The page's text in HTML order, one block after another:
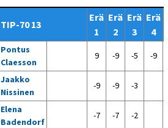
TIP-70 13
Erä
1
Erä
2
Erä
3
Erä
4
Pontus
Claesson
9 -9 -5 -9
Jaakko
Nissinen
-9 -9 -3
Elena
Badendorf
-7 -7 -2